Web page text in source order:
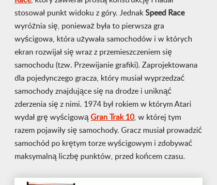
stosował punkt widoku z góry. Jednak Speed Race
wyróżnia się, ponieważ była to pierwsza gra
wyścigowa, która używała samochodów i w których
ekran rozwijał się wraz z przemieszczeniem się
samochodu (tzw. Przewijanie grafiki). Zaprojektowana
dla pojedynczego gracza, który musiał wyprzedzać
samochody znajdujące się na drodze i uniknąć
zderzenia się z nimi. 1974 był rokiem w którym Atari
wydał grę wyścigową Gran Trak 10, w której tym
razem pojawiły się samochody. Gracz musiał prowadzić
samochód po krętym torze wyścigowym i zdobywać
maksymalną liczbę punktów, przed końcem czasu.